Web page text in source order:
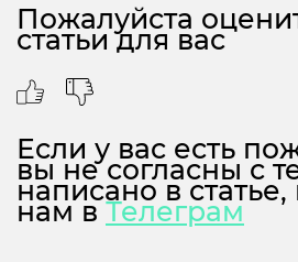
Пожалуйста
статьи для вас
Если у вас есть
вы не согласны с
написано в
нам вТелеграм